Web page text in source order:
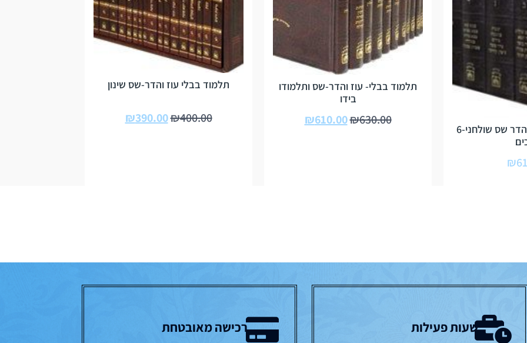
-תלמוד בבלי עוז והדר שס שולחני-6
₪
תלמוד בבלי- עוז והדר-שס ותלמודו
בידו
₪630.00
₪610.00
תלמוד בבלי עוז והדר-שס שינון
₪400.00
₪390.00
שעות פעילות רכישה מאובטחת